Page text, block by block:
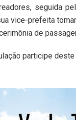
seguida
vice-prefeita
de
participe